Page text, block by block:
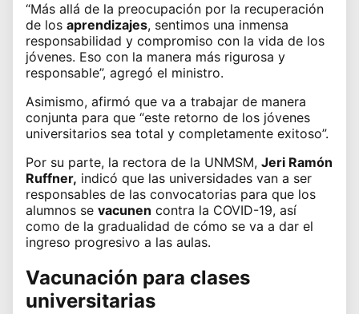
“Más allá de la preocupación por la recuperación
de los aprendizajes, sentimos una inmensa
responsabilidad y compromiso con la vida de los
jóvenes. Eso con la manera más rigurosa y
responsable”, agregó el ministro.
Asimismo, afirmó que va a trabajar de manera
conjunta para que “este retorno de los jóvenes
universitarios sea total y completamente exitoso”.
Por su parte, la rectora de la UNMSM, Jeri Ramón
Ruffner, indicó que las universidades van a ser
responsables de las convocatorias para que los
alumnos se vacunen contra la COVID-19, así
como de la gradualidad de cómo se va a dar el
ingreso progresivo a las aulas.
Vacunación para clases
universitarias